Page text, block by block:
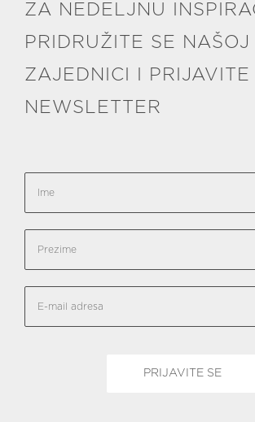
ZA NEDELJNU
PRIDRUŽITE SE NAŠOJ
ZAJEDNICI I PRIJAVITE
NEWSLETTER